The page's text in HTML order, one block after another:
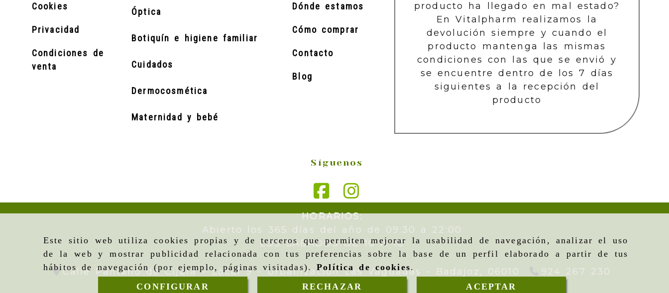
Este sitio web utiliza cookies propias y de terceros que permiten mejorar la usabilidad de navegación, analizar el uso
de la web y mostrar publicidad relacionada con tus preferencias sobre la base de un perfil elaborado a partir de tus
hábitos de navegación (por ejemplo, páginas visitadas).Política de cookies.
CONFIGURAR
RECHAZAR ACEPTAR
Cookies
Privacidad
Condiciones de
venta
Óptica
Botiquín e higiene familiar
Cuidados
Dermocosmética
Maternidad y bebé
Dónde estamos
Cómo comprar
Contacto
Blog
producto ha llegado en mal estado?
En Vitalpharm realizamos la
devolución siempre y cuando el
producto mantenga las mismas
condiciones con las que se envió y
se encuentre dentro de los 7 días
siguientes a la recepción del
producto
Síguenos
HORARIOS:
Abierto los 365 días del año de 09:30 a 22:00
LOS SÁBADOS DE 10 A 10
Calle Pantano de Cijara – Local 9 - Urbanización Las Vaguadas - Badajoz, 06010 924 267 230